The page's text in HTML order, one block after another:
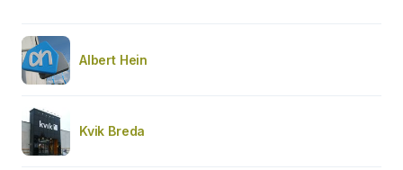
Albert Hein
Kvik Breda